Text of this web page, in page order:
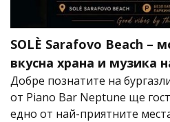
SOLÈ Sarafovo Beach –
вкусна храна и музика
Добре познатите на
от Piano Bar Neptune ще
едно от най-приятните